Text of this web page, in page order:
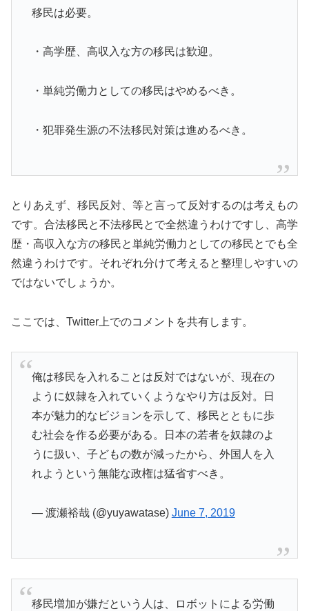
移民は必要。
・高学歴、高収入な方の移民は歓迎。
・単純労働力としての移民はやめるべき。
・犯罪発生源の不法移民対策は進めるべき。
とりあえず、移民反対、等と言って反対するのは考えもの
です。合法移民と不法移民とで全然違うわけですし、高学
歴・高収入な方の移民と単純労働力としての移民とでも全
然違うわけです。それぞれ分けて考えると整理しやすいの
ではないでしょうか。
ここでは、Twitter上でのコメントを共有します。
俺は移民を入れることは反対ではないが、現在の
ように奴隷を入れていくようなやり方は反対。日
本が魅力的なビジョンを示して、移民とともに歩
む社会を作る必要がある。日本の若者を奴隷のよ
うに扱い、子どもの数が減ったから、外国人を入
れようという無能な政権は猛省すべき。
— 渡瀬裕哉 (@yuyawatase) June 7, 2019
移民増加が嫌だという人は、ロボットによる労働